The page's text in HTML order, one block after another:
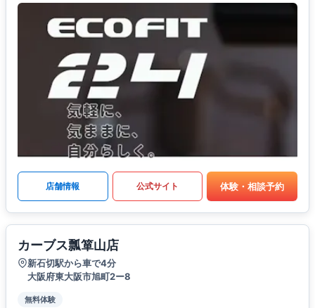
店舗情報 公式サイト 体験・相談予約
カーブス瓢箪山店
新石切駅から車で4分
大阪府東大阪市旭町2ー8
無料体験